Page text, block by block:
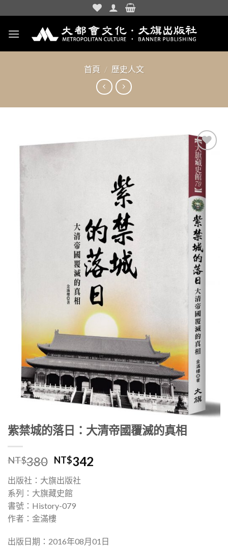
to
content
首頁 / 歷史人文
加入
「願
望清
單」
紫禁城的落日：大清帝國覆滅的真相
NT$380 NT$342
出版社：大旗出版社
系列：大旗藏史館
書號：History-079
作者：金滿樓
出版日期：2016年08月01日